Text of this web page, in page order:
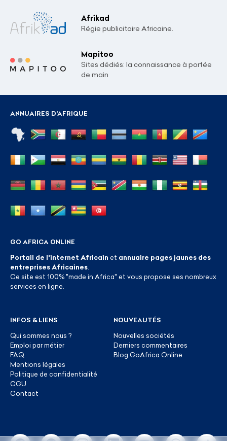
Afrikad
Régie publicitaire Africaine.
Mapitoo
Sites dédiés: la connaissance à portée
de main
ANNUAIRES D'AFRIQUE
GO AFRICA ONLINE
Portail de l'internet Africain et annuaire pages jaunes des
entreprises Africaines.
Ce site est 100% "made in Africa" et vous propose ses nombreux
services en ligne.
INFOS & LIENS
Qui sommes nous ?
Emploi par métier
FAQ
Mentions légales
Politique de confidentialité
CGU
Contact
NOUVEAUTÉS
Nouvelles sociétés
Derniers commentaires
Blog GoAfrica Online